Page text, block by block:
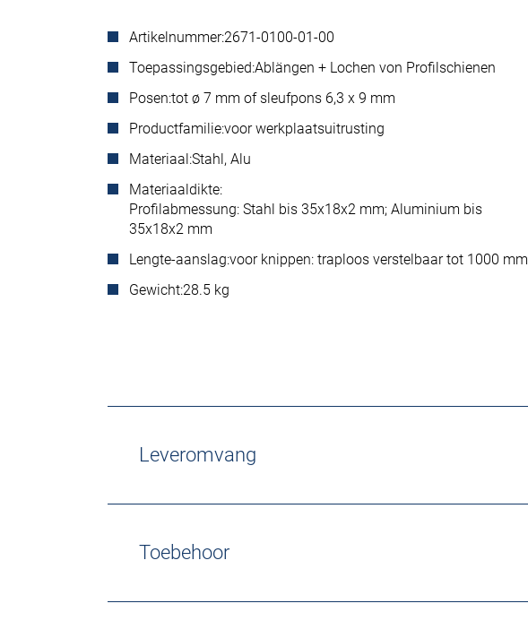
Artikelnummer:2671-0100-01-00
Toepassingsgebied:Ablängen + Lochen von Profilschienen
Posen:tot ø 7 mm of sleufpons 6,3 x 9 mm
Productfamilie:voor werkplaatsuitrusting
Materiaal:Stahl, Alu
Materiaaldikte:
Profilabmessung: Stahl bis 35x18x2 mm; Aluminium bis
35x18x2 mm
Lengte-aanslag:voor knippen: traploos verstelbaar tot 1000 mm
Gewicht:28.5 kg
Leveromvang
Toebehoor